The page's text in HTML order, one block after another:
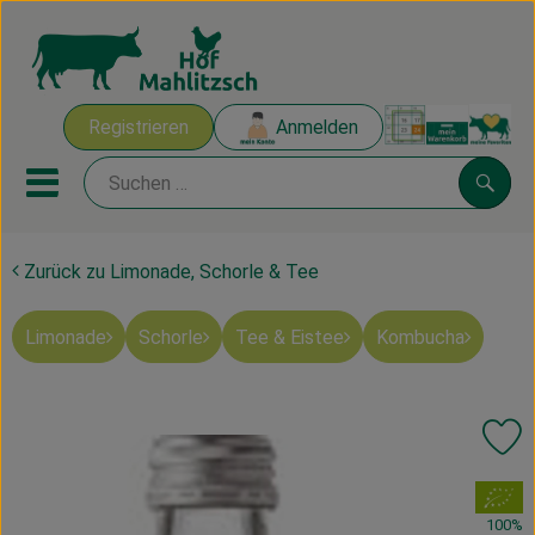
Registrieren Anmelden
Mobiles Menu öffnen oder
Ökokisten
Mahlitzscher Produkte
Obst & Gemüse
Zurück zu Limonade, Schorle & Tee
Limonade Schorle Tee & Eistee Kombucha
, Verband:
100%